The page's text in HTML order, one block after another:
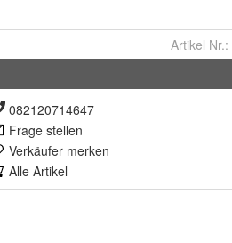
Artikel Nr.:
082120714647
Frage stellen
Verkäufer merken
Alle Artikel